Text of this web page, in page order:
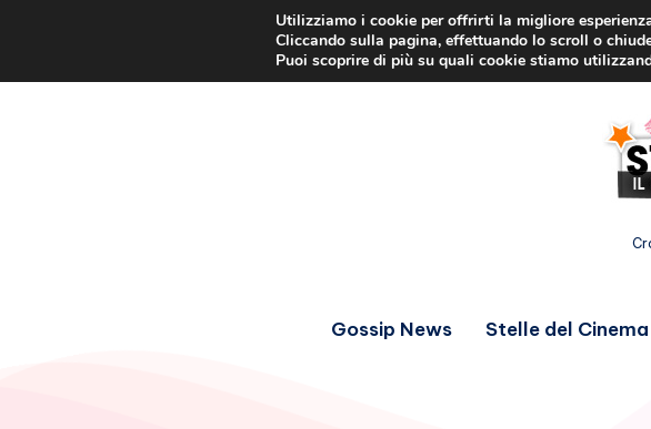
Gossip News Stelle del Cinema
Utilizziamo i cookie per offrirti la migliore
Cliccando sulla pagina, effettuando lo scroll o
Puoi scoprire di più su quali cookie stiamo